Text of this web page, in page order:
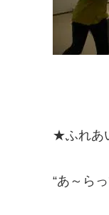
★ふれあ
“あ～ら